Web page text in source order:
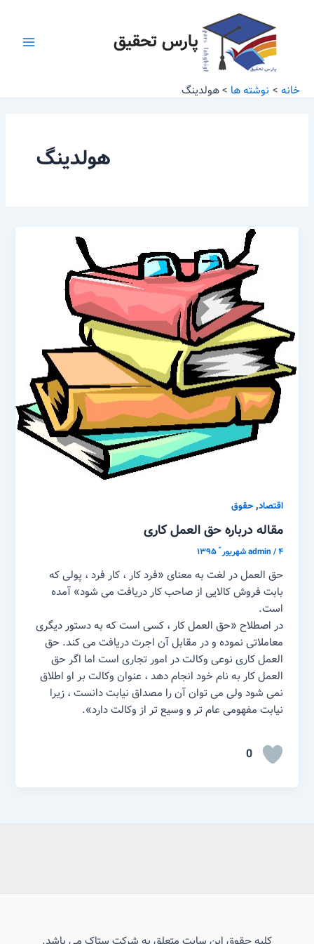
پارس تحقیق
خانه نوشته ها هولدینگ
هولدینگ
اقتصاد,حقوق
مقاله درباره حق العمل کاری
admin/۴ شهریور ّ ۱۳۹۵
حق العمل در لغت به معنای «فرد کار ، کار فرد ، پولی که
بابت فروش کالایی از صاحب کار دریافت می شود» آمده
است.
در اصطلاح «حق العمل کار ، کسی است که به دستور دیگری
معاملاتی نموده و در مقابل آن اجرت دریافت می کند. حق
العمل کاری نوعی وکالت در امور تجاری است اما اگر حق
العمل کار به نام خود انجام دهد ، عنوان وکالت بر او اطلاق
نمی شود ولی می توان آن را مصداق نیابت دانست ، زیرا
نیابت مفهومی عام تر و وسیع تر از وکالت دارد».
0